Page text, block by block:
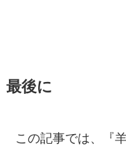
最後に
この記事では、『